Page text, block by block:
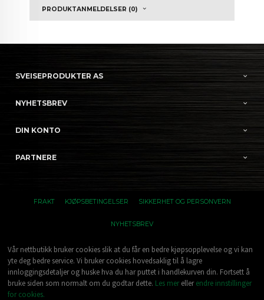
PRODUKTANMELDELSER (0)
SVEISEPRODUKTER AS
NYHETSBREV
DIN KONTO
PARTNERE
FRAKT KJØPSBETINGELSER SIKKERHET OG PERSONVERN
NYHETSBREV
Vår nettbutikk bruker cookies slik at du får en bedre kjøpsopplevelse og vi kan
yte deg bedre service. Vi bruker cookies hovedsaklig til å lagre
innloggingsdetaljer og huske hva du har puttet i handlekurven din. Fortsett å
bruke siden som normalt om du godtar dette. Les merellerendre innstillinger
for cookies.